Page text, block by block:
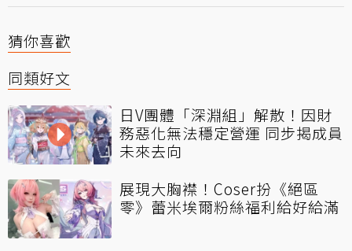
猜你喜歡
同類好文
日V團體「深淵組」解散！因財
務惡化無法穩定營運 同步揭成員
未來去向
展現大胸襟！Coser扮《絕區
零》蕾米埃爾粉絲福利給好給滿